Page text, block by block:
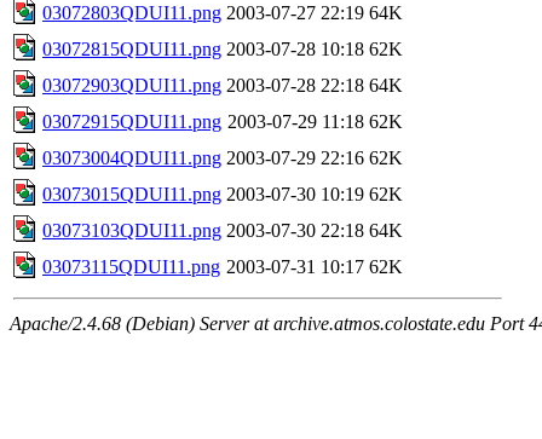
03072803QDUI11.png 2003-07-27 22:19 64K
03072815QDUI11.png 2003-07-28 10:18 62K
03072903QDUI11.png 2003-07-28 22:18 64K
03072915QDUI11.png 2003-07-29 11:18 62K
03073004QDUI11.png 2003-07-29 22:16 62K
03073015QDUI11.png 2003-07-30 10:19 62K
03073103QDUI11.png 2003-07-30 22:18 64K
03073115QDUI11.png 2003-07-31 10:17 62K
Apache/2.4.68 (Debian) Server at archive.atmos.colostate.edu Port